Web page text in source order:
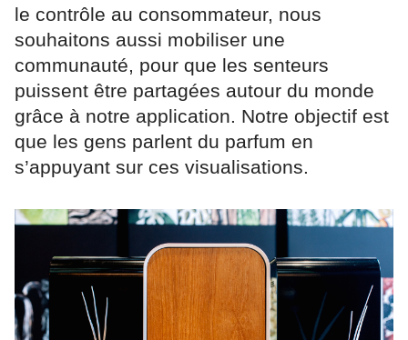
le contrôle au consommateur, nous
souhaitons aussi mobiliser une
communauté, pour que les senteurs
puissent être partagées autour du monde
grâce à notre application. Notre objectif est
que les gens parlent du parfum en
s’appuyant sur ces visualisations.